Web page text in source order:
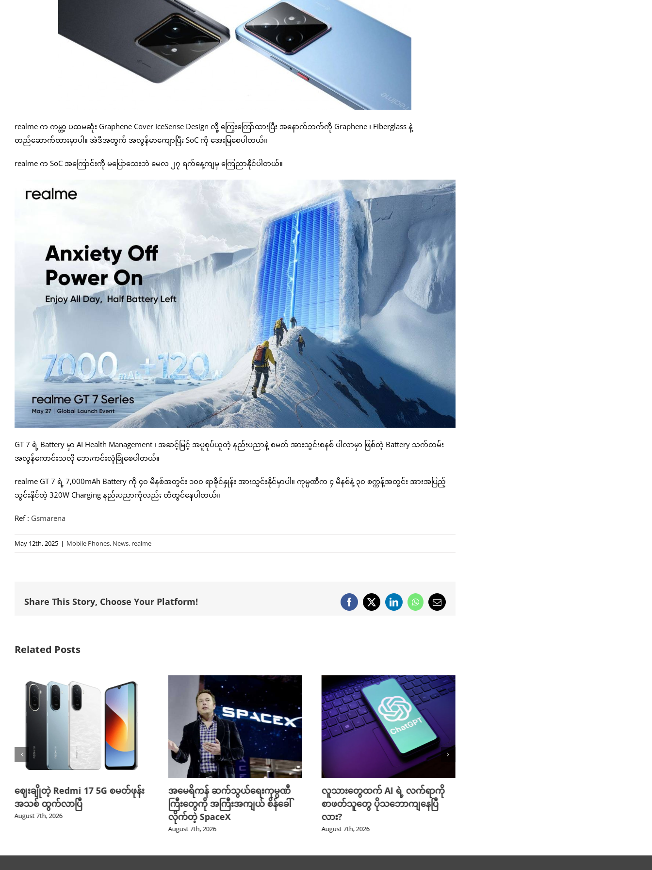
realme က ကမ္ဘာ့ ပထမဆုံး Graphene Cover IceSense Design လို့ ကြွေးကြော်ထားပြီး အနောက်ဘက်ကို Graphene ၊ Fiberglass နဲ့
တည်ဆောက်ထားမှာပါ။ အဲဒီအတွက် အလွန်မာကျောပြီး SoC ကို အေးမြစေပါတယ်။
realme က SoC အကြောင်းကို မပြောသေးဘဲ မေလ ၂၇ ရက်နေ့ကျမှ ကြေညာနိုင်ပါတယ်။
GT 7 ရဲ့ Battery မှာ AI Health Management ၊ အဆင့်မြင့် အပူစုပ်ယူတဲ့ နည်းပညာနဲ့ စမတ် အားသွင်းစနစ် ပါလာမှာ ဖြစ်တဲ့ Battery သက်တမ်း
အလွန်ကောင်းသလို ဘေးကင်းလုံခြုံစေပါတယ်။
realme GT 7 ရဲ့ 7,000mAh Battery ကို ၄၀ မိနစ်အတွင်း ၁၀၀ ရာခိုင်နှုန်း အားသွင်းနိုင်မှာပါ။ ကုမ္ပဏီက ၄ မိနစ်နဲ့ ၃၀ စက္ကန့်အတွင်း အားအပြည့်
သွင်းနိုင်တဲ့ 320W Charging နည်းပညာကိုလည်း တီထွင်နေပါတယ်။
Ref : Gsmarena
May 12th, 2025 | Mobile Phones, News, realme
Share This Story, Choose Your Platform! Facebook
X LinkedInWhatsApp
Email
Related Posts
ဈေးချိုတဲ့ Redmi 17 5G စမတ်ဖုန်း
အသစ် ထွက်လာပြီ
August 7th, 2026
အမေရိကန် ဆက်သွယ်ရေးကုမ္ပဏီ
ကြီးတွေကို အကြီးအကျယ် စိန်ခေါ်
လိုက်တဲ့ SpaceX
August 7th, 2026
လူသားတွေထက် AI ရဲ့ လက်ရာကို
စာဖတ်သူတွေ ပိုသဘောကျနေပြီ
လား?
August 7th, 2026